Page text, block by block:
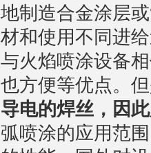
地制造合金涂层
材和使用不同进
与火焰喷涂设备
也方便等优点。
导电的焊丝，因
弧喷涂的应用范